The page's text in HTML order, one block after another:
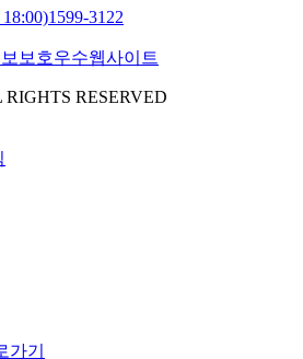
1599-3122
RESERVED
가기